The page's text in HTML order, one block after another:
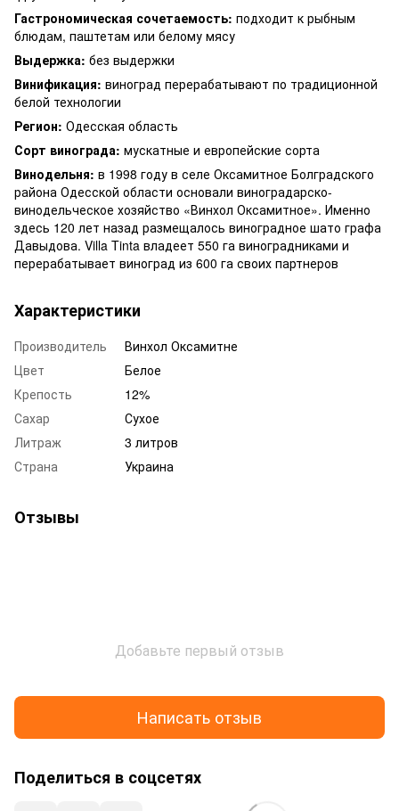
Гастрономическая сочетаемость: подходит к рыбным
блюдам, паштетам или белому мясу
Выдержка: без выдержки
Винификация: виноград перерабатывают по традиционной
белой технологии
Регион: Одесская область
Сорт винограда: мускатные и европейские сорта
Винодельня: в 1998 году в селе Оксамитное Болградского
района Одесской области основали виноградарско-
винодельческое хозяйство «Винхол Оксамитное». Именно
здесь 120 лет назад размещалось виноградное шато графа
Давыдова. Villa Tinta владеет 550 га виноградниками и
перерабатывает виноград из 600 га своих партнеров
Характеристики
Производитель
Винхол Оксамитне
Цвет
Белое
Крепость
12%
Сахар
Сухое
Литраж
3 литров
Страна
Украина
Отзывы
Добавьте первый отзыв
Написать отзыв
Поделиться в соцсетях